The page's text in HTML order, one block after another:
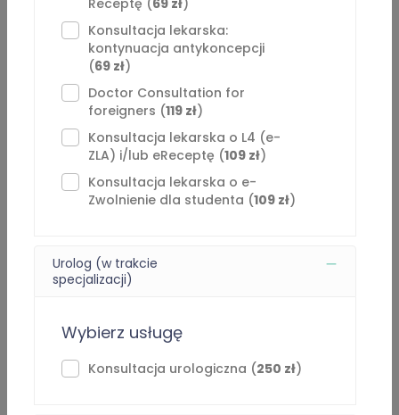
Przedłużam leczenie chorób przewlekłych, antykoncepcji.
( Po potwierdzeniu przyjmowania leków).
Wystawiam recepty w związku z antykoncepcją awaryjną
tabletki „dzień po” po pełnym wywiadzie.
Zaświadczenia lekarskie o niezdolności wystawiam
maksymalnie na okres 5 dni kalendarzowych. Nie
przedłużam zaświadczeń lekarskich o niezdolności w
Nie przepisuję leków przeciwbólowych – np. Skudexa,
Potram combo, oksycodon, Doreta, benzodiazepin –
i jego pochodne.
W przypadku wnioskowania o takie leki jakie wymieniłam
Receptę (69 zł)
⁠Konsultacja lekarska:
kontynuacja antykoncepcji
(69 zł)
Doctor Consultation for
foreigners (119 zł)
Konsultacja lekarska o L4 (e-
ZLA) i/lub eReceptę (109 zł)
Konsultacja lekarska o e-
Zwolnienie dla studenta (109 zł)
Urolog (w trakcie
specjalizacji)
Wybierz usługę
Konsultacja urologiczna (250 zł)